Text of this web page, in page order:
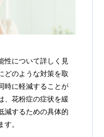
性について詳しく見
どのような対策を取
時に軽減することが
、花粉症の症状を緩
減するための具体的
。